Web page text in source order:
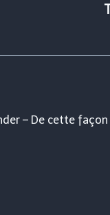
– De cette façon